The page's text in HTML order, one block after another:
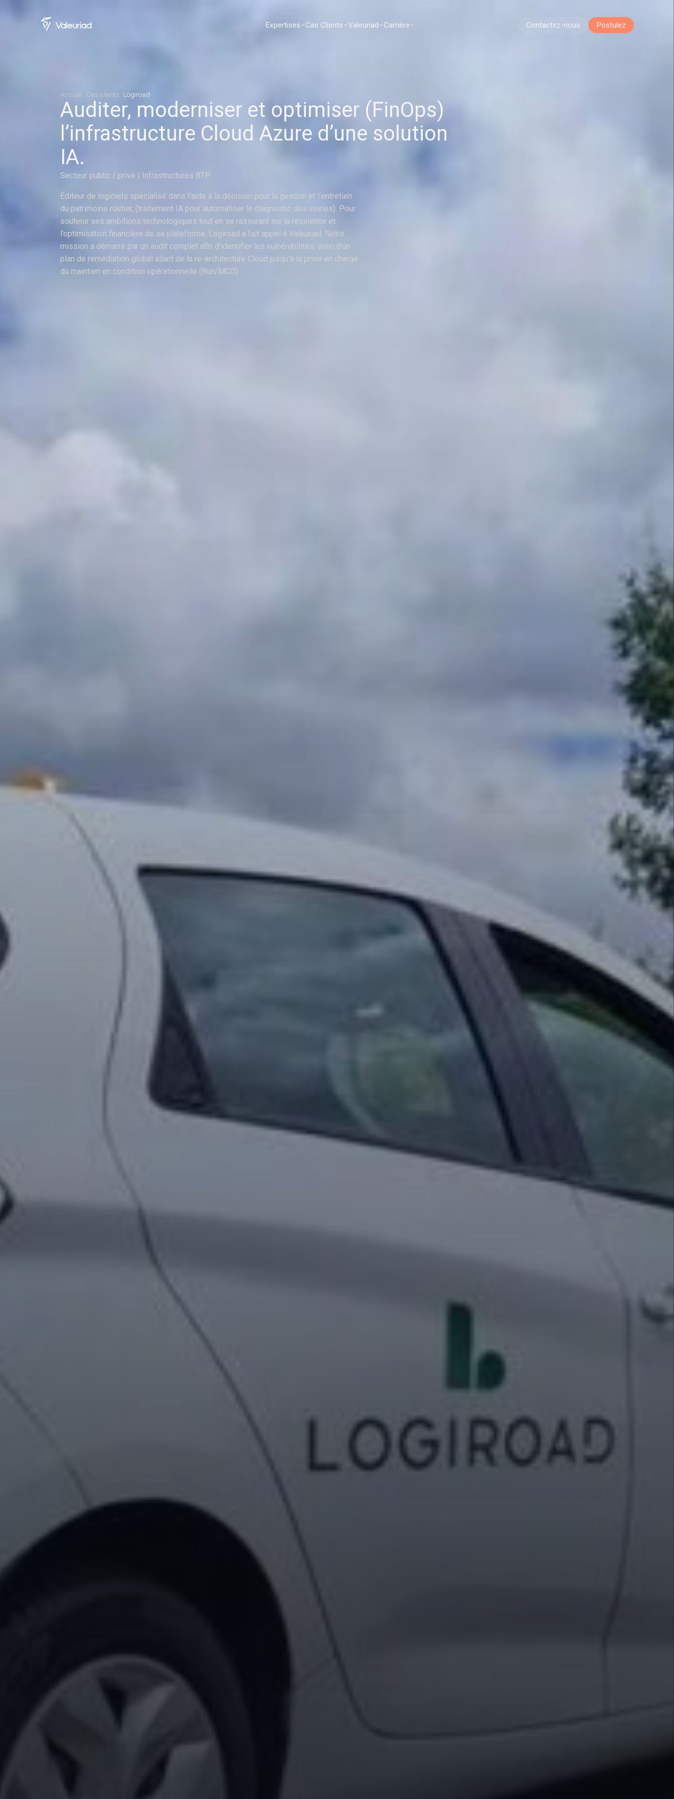
Expertises Cas Clients Valeuriad Carrière Contactez-nous Postulez
Accueil Cas clients Logiroad
Auditer, moderniser et optimiser (FinOps)
l’infrastructure Cloud Azure d’une solution
IA.
Secteur public / privé | Infrastructures BTP
Éditeur de logiciels spécialisé dans l’aide à la décision pour la gestion et l’entretien
du patrimoine routier, (traitement IA pour automatiser le diagnostic des voiries). Pour
soutenir ses ambitions technologiques tout en se rassurant sur la résilience et
l’optimisation financière de sa plateforme, Logiroad a fait appel à Valeuriad. Notre
mission a démarré par un audit complet afin d’identifier les vulnérabilités, suivi d’un
plan de remédiation global allant de la re-architecture Cloud jusqu’à la prise en charge
du maintien en condition opérationnelle (Run/MCO).